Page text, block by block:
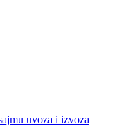
uvoza i izvoza